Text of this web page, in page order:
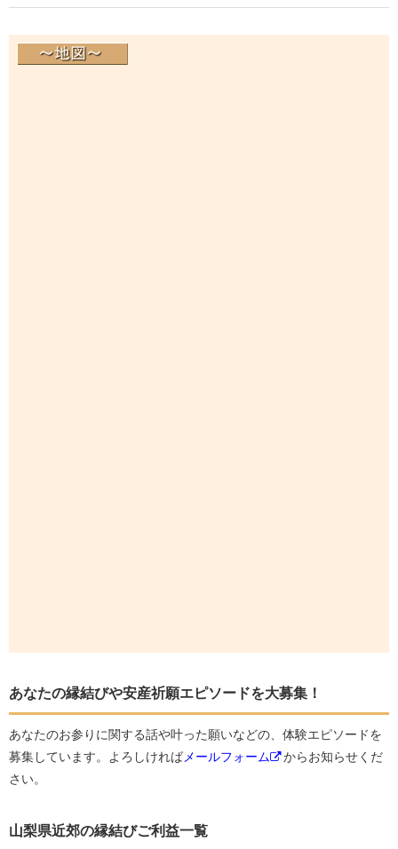
あなたの縁結びや安産祈願エピソードを大募集！
あなたのお参りに関する話や叶った願いなどの、体験エピソードを
募集しています。よろしければメールフォーム
からお知らせくだ
さい。
山梨県近郊の縁結びご利益一覧